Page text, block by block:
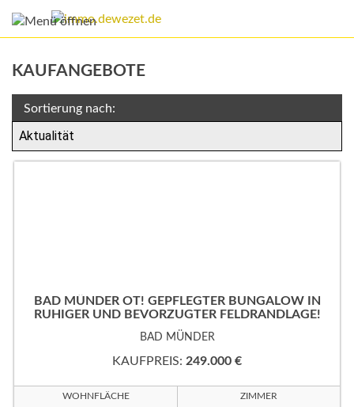
KAUFANGEBOTE
Sortierung nach:
BAD MÜNDER OT! GEPFLEGTER BUNGALOW IN
RUHIGER UND BEVORZUGTER FELDRANDLAGE!
BAD MÜNDER
KAUFPREIS: 249.000 €
WOHNFLÄCHE ZIMMER